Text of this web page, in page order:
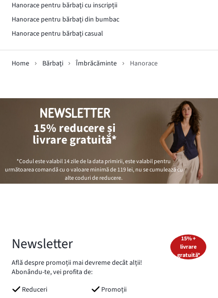
Hanorace pentru bărbaţi cu inscripții
Hanorace pentru bărbaţi din bumbac
Hanorace pentru bărbaţi casual
Home Bărbaţi Îmbrăcăminte Hanorace
NEWSLETTER
15% reducere și
livrare gratuită*
*Codul este valabil 14 zile de la data primirii, este valabil pentru
următoarea comandă cu o valoare minimă de119 lei, nu se cumulează cu
alte coduri de reducere.
Newsletter
Află despre promoții mai devreme decât alții!
Abonându-te, vei profita de:
Reduceri
Promoții
15% +
livrare
gratuită*